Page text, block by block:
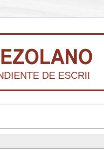
DE